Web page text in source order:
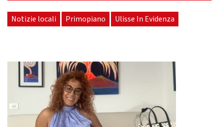
Notizie locali Primopiano Ulisse In Evidenza